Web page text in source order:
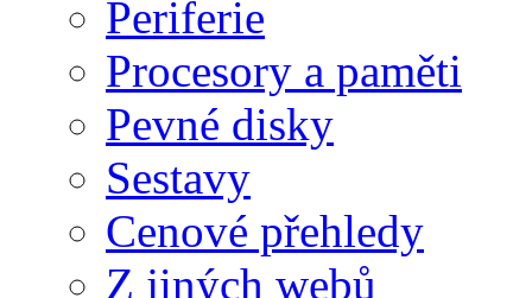
Periferie
Procesory a paměti
Pevné disky
Sestavy
Cenové přehledy
Z jiných webů